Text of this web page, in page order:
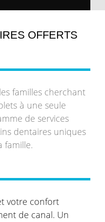
OFFERTS
familles cherchant
à une seule
de services
dentaires uniques
famille.
votre confort
de canal. Un